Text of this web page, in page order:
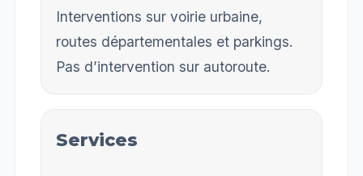
Interventions sur voirie urbaine,
routes départementales et parkings.
Pas d’intervention sur autoroute.
Services